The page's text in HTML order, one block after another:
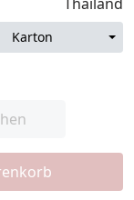
Karton